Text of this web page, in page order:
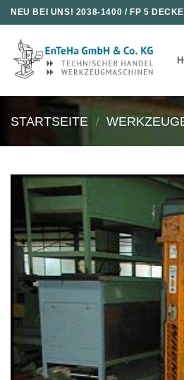
Zum
Inhalt
springen
NEU BEI UNS! 2038-1400 / FP 5
STARTSEITE /